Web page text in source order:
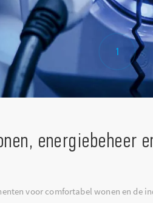
1
energiebeheer
voor comfortabel wonen en de